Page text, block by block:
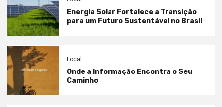
Energia Solar Fortalece a Transição
para um Futuro Sustentável no Brasil
Local
Onde a Informação Encontra o Seu
Caminho